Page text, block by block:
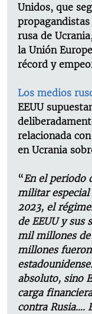
Unidos, que
rusa de
la Unión
récord y
Los medios
EEUU
relacionada
en Ucrania
“En el periodo
militar especial
2023, el
de EEUU y sus
mil millones de
millones
absoluto, sino
carga
contra Rusia….